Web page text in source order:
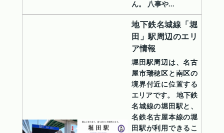
ん。 八事や...
地下鉄名城線「堀
田」駅周辺のエリ
ア情報
堀田駅周辺は、名古
屋市瑞穂区と南区の
境界付近に位置する
エリアです。 地下鉄
名城線の堀田駅と、
名鉄名古屋本線の堀
田駅が利用できるこ